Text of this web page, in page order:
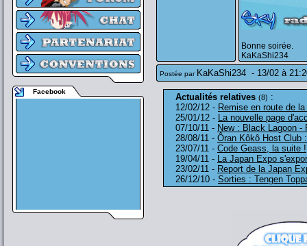
Facebook
Bonne soirée.
KaKaShi234
Postée par KaKaShi234 - 13/02 à
Actualités relatives (8) :
12/02/12 - Remise en route de
25/01/12 - La nouvelle page
07/10/11 - New : Black Lagoon -
28/08/11 - Ôran Kôkô Host Club
23/07/11 - Code Geass, la suite !
19/04/11 - La Japan Expo
23/02/11 - Report de la Japan
26/12/10 - Sorties : Tengen